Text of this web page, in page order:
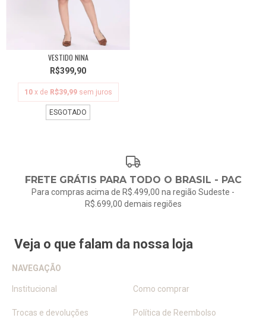
VESTIDO NINA
R$399,90
10 x de R$39,99 sem juros
ESGOTADO
FRETE GRÁTIS PARA TODO O BRASIL - PAC
Para compras acima de R$.499,00 na região Sudeste -
R$.699,00 demais regiões
Veja o que falam da nossa loja
NAVEGAÇÃO
Institucional Como comprar
Trocas e devoluções Política de Reembolso